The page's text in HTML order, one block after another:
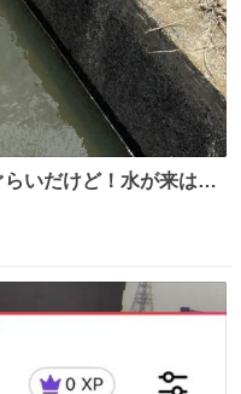
いだけど！水が来はじ
りがとーーー
！！！！！！！！！！